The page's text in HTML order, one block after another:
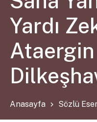
Yardı
Ataergin
Anasayfa Sözlü